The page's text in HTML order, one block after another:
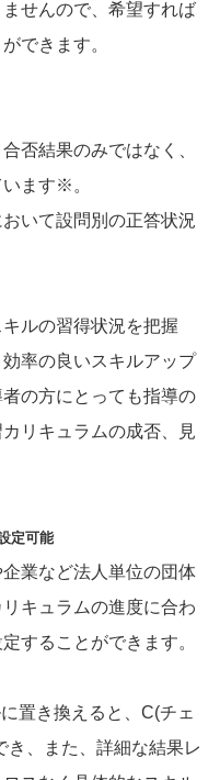
せんので、希望すれば
できます。
否結果のみではなく、
ます※。
いて設問別の正答状況
ルの習得状況を把握
率の良いスキルアップ
の方にとっても指導の
リキュラムの成否、見
定可能
業など法人単位の団体
キュラムの進度に合わ
することができます。
置き換えると、C(チェ
き、また、詳細な結果レ